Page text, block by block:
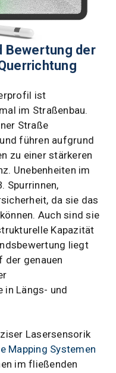
Bewertung der
ist
im Straßenbau.
Straße
führen aufgrund
zu einer stärkeren
Unebenheiten im
Spurrinnen,
da sie das
Auch sind sie
Kapazität
liegt
der genauen
in Längs- und
Lasersensorik
Mapping Systemen
im fließenden